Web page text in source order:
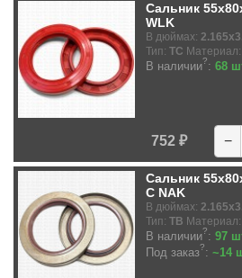
Сальник
WLK
В дюймах:
Тип: TC Материал:
В наличии?: 68
752 ₽ −
Сальник
C NAK
В дюймах:
Тип: TB Материал:
В наличии?: 97
Под заказ?: ~14